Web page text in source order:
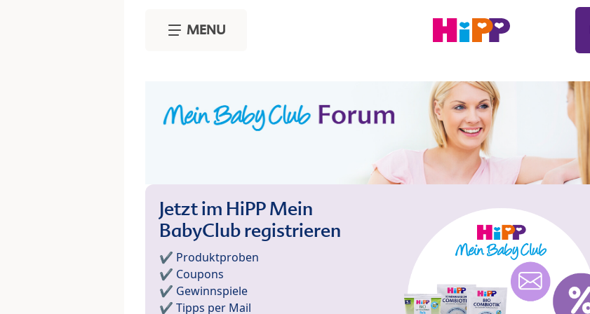
MENU
Jetzt im HiPP Mein
BabyClub registrieren
✔️ Produktproben
✔️ Coupons
✔️ Gewinnspiele
✔️ Tipps per Mail